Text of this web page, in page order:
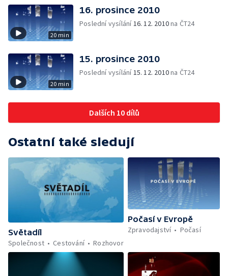
20 min
16. prosince 2010
Poslední vysílání16. 12. 2010na ČT24
20 min
15. prosince 2010
Poslední vysílání15. 12. 2010na ČT24
Dalších 10 dílů
Ostatní také sledují
Světadíl
Společnost
Cestování Rozhovor
Počasí v Evropě
Zpravodajství
Počasí